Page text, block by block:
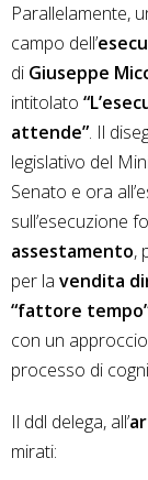
Parallelamente,
campo dell’
di Giuseppe
intitolato
attende”. Il
legislativo del
Senato e ora
sull’esecuzione
assestamento,
per la vendita
“fattore
con un
processo di
Il ddl delega, all’
mirati: